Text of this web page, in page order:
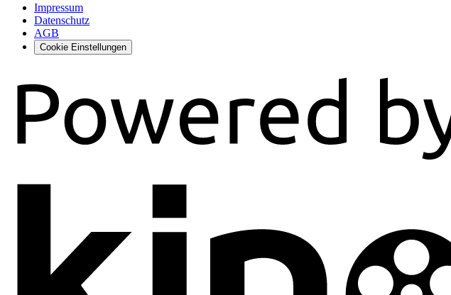
Impressum
Datenschutz
AGB
Cookie Einstellungen